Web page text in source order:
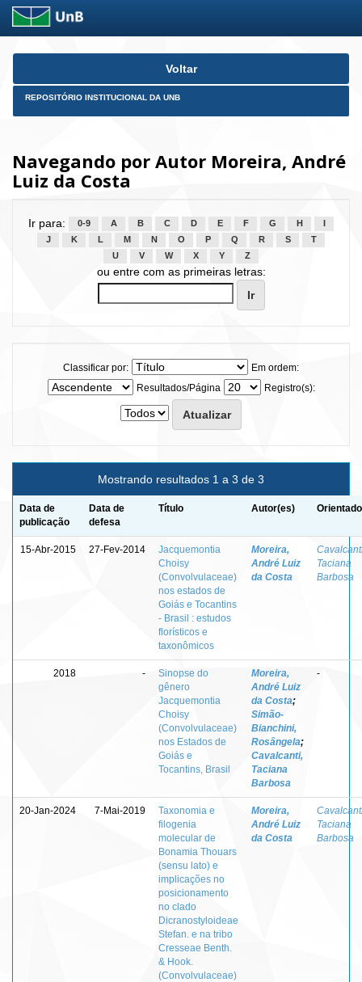
Skip
Voltar
REPOSITÓRIO INSTITUCIONAL DA UNB
Navegando por Autor Moreira, André
Luiz da Costa
Ir para: 0-9 A B C D E F G H
J
K L M N O P Q R S
T
U
V W X Y Z
ou entre com as primeiras letras:
Classificar por:
Em ordem:
Resultados/Página
Registro(s):
Mostrando resultados 1 a 3 de 3
Data de
publicação
Data de
defesa
Título Autor(es)
15-Abr-2015 27-Fev-2014
Jacquemontia
Choisy
(Convolvulaceae)
nos estados de
Goiás e Tocantins
- Brasil : estudos
florísticos e
taxonômicos
Moreira,
André Luiz
da Costa
Taciana
Barbosa
2018 -
Sinopse do
gênero
Jacquemontia
Choisy
(Convolvulaceae)
nos Estados de
Goiás e
Tocantins, Brasil
Moreira,
André Luiz
da Costa;
Simão-
Bianchini,
Rosângela;
Cavalcanti,
Taciana
Barbosa
-
20-Jan-2024 7-Mai-2019
Taxonomia e
filogenia
molecular de
Bonamia Thouars
(sensu lato) e
implicações no
posicionamento
no clado
Dicranostyloideae
Stefan. e na tribo
Cresseae Benth.
& Hook.
(Convolvulaceae)
Moreira,
André Luiz
da Costa
Taciana
Barbosa